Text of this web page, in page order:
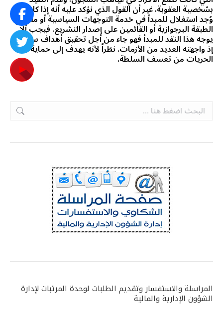
بشخصية العقوبة، غير أن القول الذي نؤكد عليه أنه إذا كان قد
وُجد استغلال للمبدأ في خدمة التوجهات السياسية أو مصالح
الطبقة البرجوازية أو القائمين على إصدار التشريع، فيجب ألا
يوجه هذا النقد للمبدأ فهو جاء من أجل تحقيق أهداف سامية
إذ واجهته العديد من الأزمات، نظراً لأنه يهدف إلى حماية
الحريات من تعسف السلطة.
Search:
المراسلة والاستفسار وتقديم الطلبات لوحدة المرتبات لإدارة
الشؤون الإدارية والمالية